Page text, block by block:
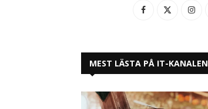
MEST LÄSTA PÅ IT-KANALEN